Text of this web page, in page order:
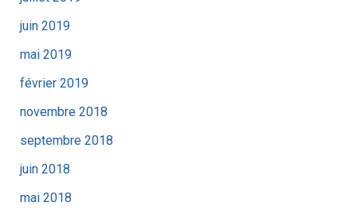
juin 2019
mai 2019
février 2019
novembre 2018
septembre 2018
juin 2018
mai 2018